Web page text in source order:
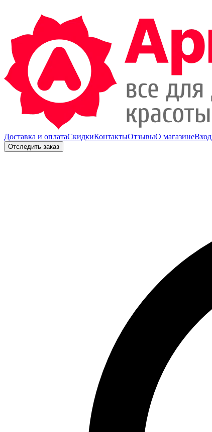
Доставка и оплатаСкидкиКонтактыОтзывыО магазинеВход
Отследить заказ